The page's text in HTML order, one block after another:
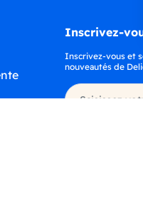
Inscrivez-
Inscrivez-vous et
nouveautés de